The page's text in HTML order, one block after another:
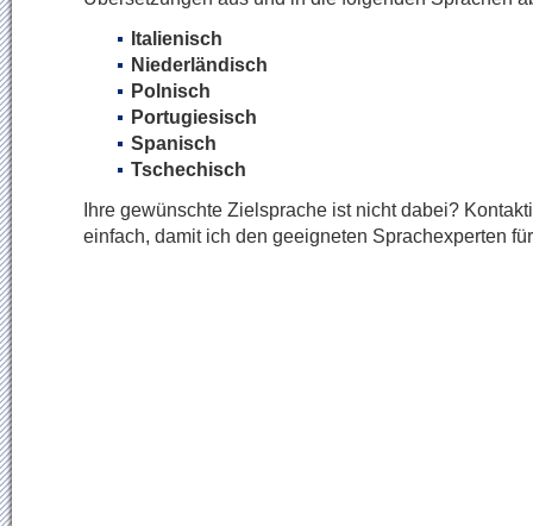
Italienisch
Niederländisch
Polnisch
Portugiesisch
Spanisch
Tschechisch
Ihre gewünschte Zielsprache ist nicht dabei?
einfach, damit ich den geeigneten Sprachexperten